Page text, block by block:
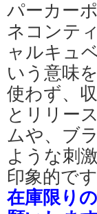
パーカー
ネコンテ
ャルキュ
いう意味
使わず、
とリリー
ムや、ブ
ような刺
印象的です
在庫限り